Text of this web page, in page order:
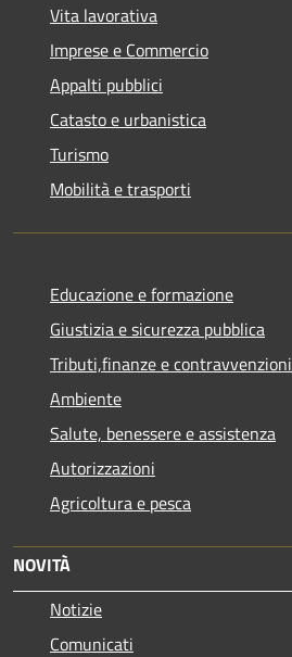
Vita lavorativa
Imprese e Commercio
Appalti pubblici
Catasto e urbanistica
Turismo
Mobilità e trasporti
Educazione e formazione
Giustizia e sicurezza pubblica
Tributi,finanze e contravvenzioni
Ambiente
Salute, benessere e assistenza
Autorizzazioni
Agricoltura e pesca
NOVITÀ
Notizie
Comunicati